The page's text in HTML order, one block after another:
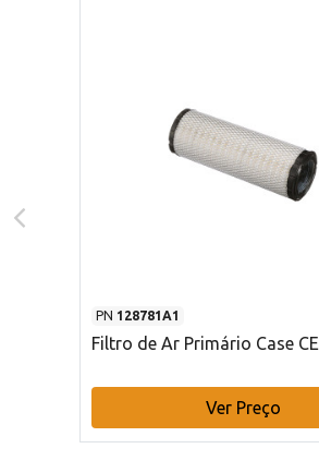
PN 128781A1
Filtro de Ar Primário Case CE
Ver Preço